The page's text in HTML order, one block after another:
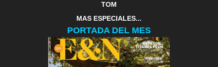
TOM
MAS ESPECIALES...
PORTADA DEL MES